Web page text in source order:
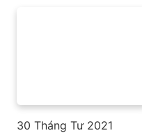
30 Tháng Tư 2021